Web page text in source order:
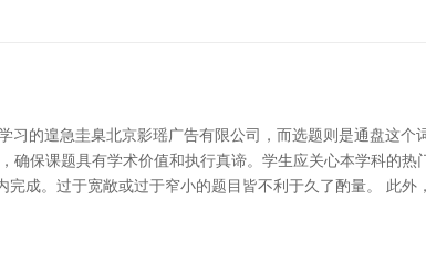
的遑急圭臬北京影瑶广告有限公司，而选题则是通盘这
保课题具有学术价值和执行真谛。学生应关心本学科的热
成。过于宽敞或过于窄小的题目皆不利于久了酌量。 此